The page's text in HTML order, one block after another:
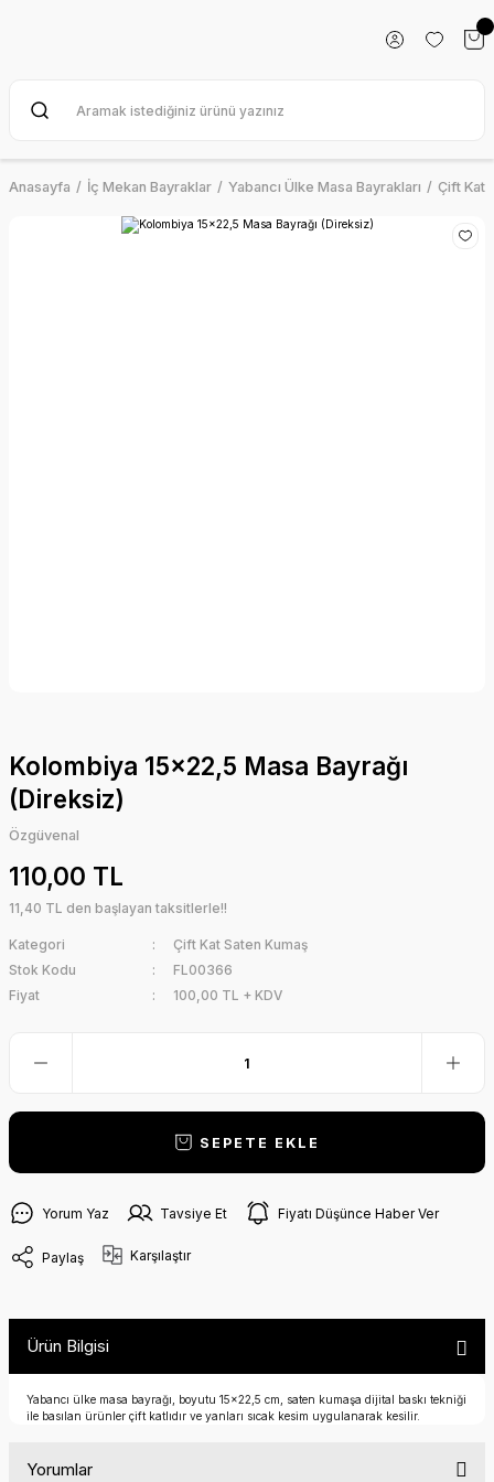
Anasayfa İç Mekan Bayraklar Yabancı Ülke Masa Bayrakları Çift Kat
Kolombiya 15x22,5 Masa Bayrağı
(Direksiz)
Özgüvenal
110,00 TL
11,40 TL den başlayan taksitlerle!!
Kategori
Çift Kat Saten Kumaş
Stok Kodu
FL00366
Fiyat
100,00 TL + KDV
SEPETE EKLE
Yorum Yaz Tavsiye Et Fiyatı Düşünce Haber Ver
Paylaş Karşılaştır
Ürün Bilgisi
Yabancı ülke masa bayrağı, boyutu 15x22,5 cm, saten kumaşa dijital baskı tekniği
ile basılan ürünler çift katlıdır ve yanları sıcak kesim uygulanarak kesilir.
Yorumlar